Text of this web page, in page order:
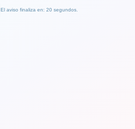
El aviso finaliza en: 19 segundos.